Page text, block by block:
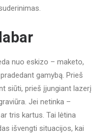
nuo eskizo – maketo,
gamybą. Prieš
siūti, prieš įjungiant lazerį
Jei netinka –
tris kartus. Tai lėtina
išvengti situacijos, kai